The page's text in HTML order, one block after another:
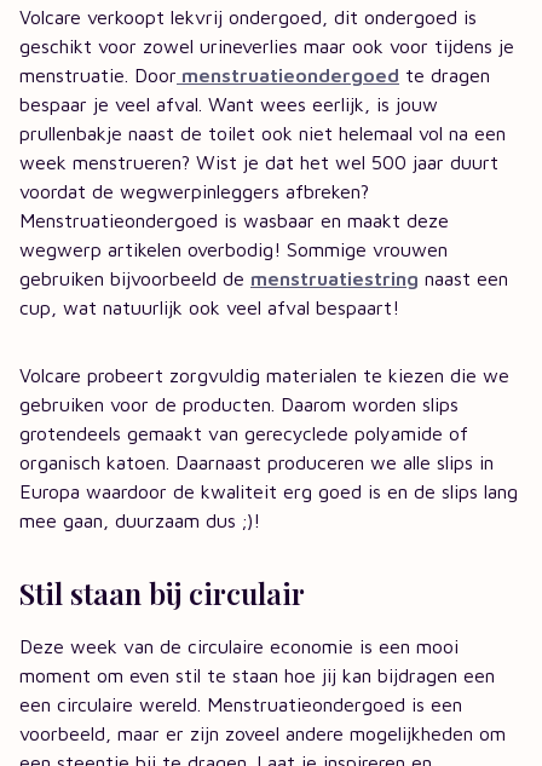
Volcare verkoopt lekvrij ondergoed, dit ondergoed is
geschikt voor zowel urineverlies maar ook voor tijdens je
menstruatie. Door menstruatieondergoed te dragen
bespaar je veel afval. Want wees eerlijk, is jouw
prullenbakje naast de toilet ook niet helemaal vol na een
week menstrueren? Wist je dat het wel 500 jaar duurt
voordat de wegwerpinleggers afbreken?
Menstruatieondergoed is wasbaar en maakt deze
wegwerp artikelen overbodig! Sommige vrouwen
gebruiken bijvoorbeeld de menstruatiestring naast een
cup, wat natuurlijk ook veel afval bespaart!
Volcare probeert zorgvuldig materialen te kiezen die we
gebruiken voor de producten. Daarom worden slips
grotendeels gemaakt van gerecyclede polyamide of
organisch katoen. Daarnaast produceren we alle slips in
Europa waardoor de kwaliteit erg goed is en de slips lang
mee gaan, duurzaam dus ;)!
Stil staan bij circulair
Deze week van de circulaire economie is een mooi
moment om even stil te staan hoe jij kan bijdragen een
een circulaire wereld. Menstruatieondergoed is een
voorbeeld, maar er zijn zoveel andere mogelijkheden om